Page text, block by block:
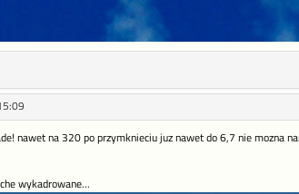
nawet na 320 po przymknieciu juz nawet do 6,7 nie mozna
wykadrowane...